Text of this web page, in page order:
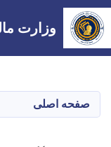
وزارت
صفحه اصلی